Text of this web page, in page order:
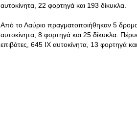
αυτοκίνητα, 22 φορτηγά και 193 δίκυκλα.
Από το Λαύριο πραγματοποιήθηκαν 5
αυτοκίνητα, 8 φορτηγά και 25 δίκυκλα.
επιβάτες, 645 ΙΧ αυτοκίνητα, 13 φορτηγά